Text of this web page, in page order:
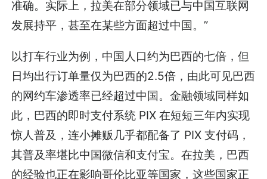
准确。实际上，拉美在部分领域已与中国互联网
发展持平，甚至在某些方面超过中国。”
以打车行业为例，中国人口约为巴西的七倍，但
日均出行订单量仅为巴西的2.5倍，由此可见巴西
的网约车渗透率已经超过中国。金融领域同样如
此，巴西的即时支付系统 PIX 在短短三年内实现
惊人普及，连小摊贩几乎都配备了 PIX 支付码，
其普及率堪比中国微信和支付宝。在拉美，巴西
的经验也正在影响哥伦比亚等国家，这些国家正